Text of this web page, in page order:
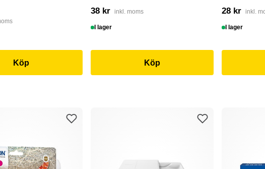
Köp
38 kr inkl. moms
I lager
Köp
28 kr inkl.
I lager